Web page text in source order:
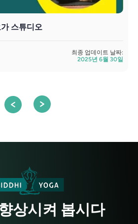
스튜디오
최종 업데이트 날짜:
2025년 6월 30일
상시켜 봅시다